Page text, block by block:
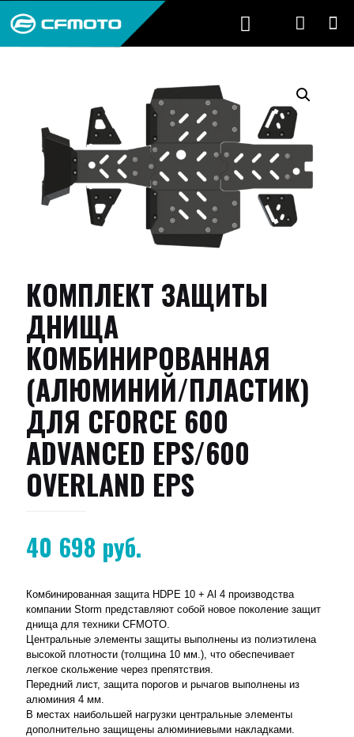
КОМПЛЕКТ ЗАЩИТЫ
ДНИЩА
КОМБИНИРОВАННАЯ
(АЛЮМИНИЙ/ПЛАСТИК)
ДЛЯ CFORCE 600
ADVANCED EPS/600
OVERLAND EPS
40 698 руб.
Комбинированная защита HDPE 10 + Al 4 производства
компании Storm представляют собой новое поколение защит
днища для техники CFMOTO.
Центральные элементы защиты выполнены из полиэтилена
высокой плотности (толщина 10 мм.), что обеспечивает
легкое скольжение через препятствия.
Передний лист, защита порогов и рычагов выполнены из
алюминия 4 мм.
В местах наибольшей нагрузки центральные элементы
дополнительно защищены алюминиевыми накладками.